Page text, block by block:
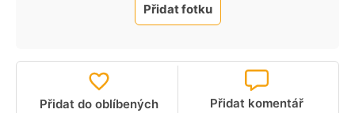
Přidat fotku
Přidat do oblíbených Přidat komentář